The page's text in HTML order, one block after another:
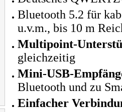
Bluetooth 5.2 für
u.v.m., bis 10 m
Multipoint-
gleichzeitig
Mini-USB-
Bluetooth und zu
Einfacher